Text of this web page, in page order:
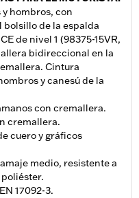
hombros, con
bolsillo de la espalda
de nivel 1 (98375-15VR,
bidireccional en la
Cintura
y canesú de la
con cremallera.
cremallera.
cuero y gráficos
medio, resistente a
17092-3.